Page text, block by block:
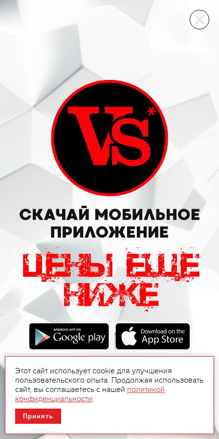
ВИННЫЙ СКЛАД
Этот сайт использует cookie для улучшения
пользовательского опыта. Продолжая использовать
сайт, вы соглашаетесь с нашей политикой
конфиденциальности.
Принять